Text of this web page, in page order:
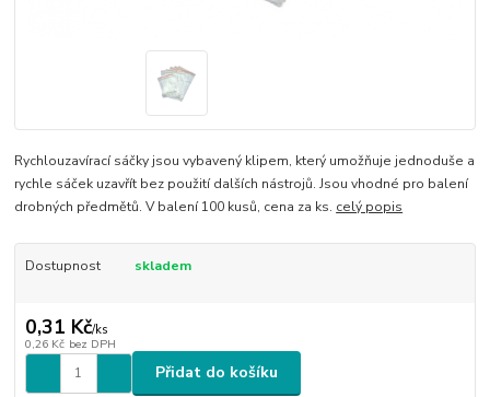
Rychlouzavírací sáčky jsou vybavený klipem, který umožňuje jednoduše a
rychle sáček uzavřít bez použití dalších nástrojů. Jsou vhodné pro balení
drobných předmětů. V balení 100 kusů, cena za ks. celý popis
Dostupnost skladem
0,31 Kč/ks
0,26 Kč bez DPH
Přidat do košíku